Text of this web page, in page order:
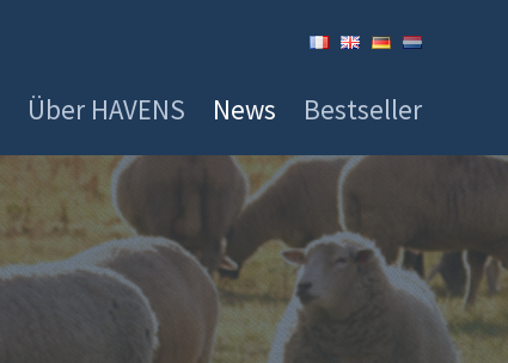
Über HAVENS News Bestseller